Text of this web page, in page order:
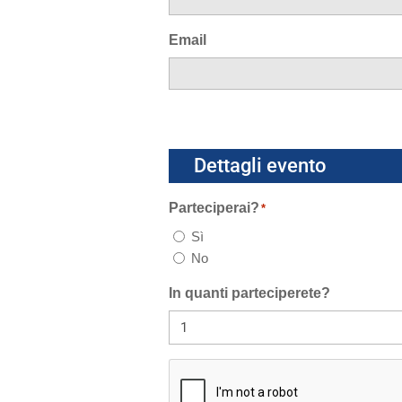
Email
Dettagli evento
Parteciperai? *
Sì
No
In quanti parteciperete?